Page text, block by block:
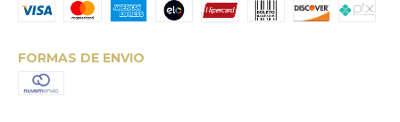
FORMAS DE ENVIO